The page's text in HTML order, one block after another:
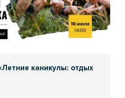
каникулы: отдых